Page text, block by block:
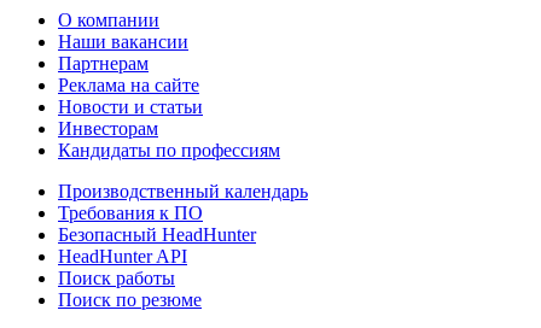
О компании
Наши вакансии
Партнерам
Реклама на сайте
Новости и статьи
Инвесторам
Кандидаты по профессиям
Производственный календарь
Требования к ПО
Безопасный HeadHunter
HeadHunter API
Поиск работы
Поиск по резюме